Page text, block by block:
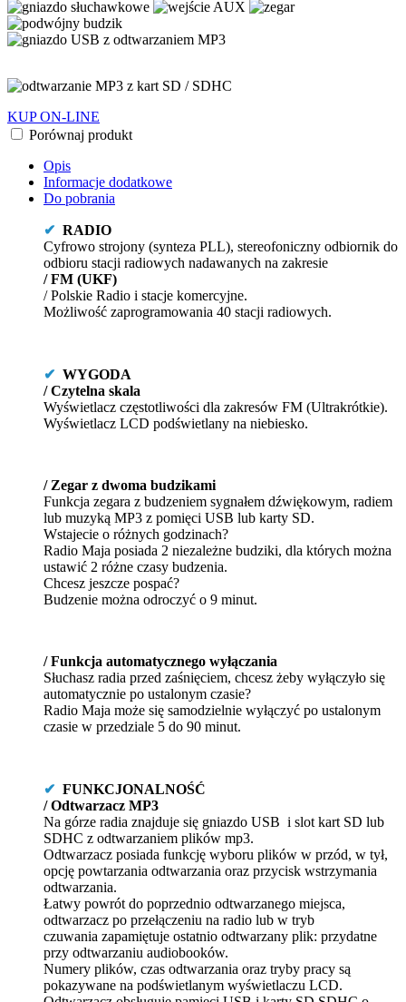
KUP ON-LINE
Opis
Do pobrania
✔ RADIO
odbioru stacji radiowych nadawanych na zakresie
/ FM (UKF)
/ Polskie Radio i stacje komercyjne.
Możliwość zaprogramowania 40 stacji radiowych.
Wyświetlacz częstotliwości dla zakresów FM (Ultrakrótkie).
Wyświetlacz LCD podświetlany na niebiesko.
lub muzyką MP3 z pomięci USB lub karty SD.
Wstajecie o różnych godzinach?
Radio Maja posiada 2 niezależne budziki, dla których można
ustawić 2 różne czasy budzenia.
Chcesz jeszcze pospać?
Budzenie można odroczyć o 9 minut.
automatycznie po ustalonym czasie?
Radio Maja może się samodzielnie wyłączyć po ustalonym
czasie w przedziale 5 do 90 minut.
Na górze radia znajduje się gniazdo USB i slot kart SD lub
SDHC z odtwarzaniem plików mp3.
Odtwarzacz posiada funkcję wyboru plików w przód, w tył,
opcję powtarzania odtwarzania oraz przycisk wstrzymania
odtwarzania.
Łatwy powrót do poprzednio odtwarzanego miejsca,
odtwarzacz po przełączeniu na radio lub w tryb
czuwania zapamiętuje ostatnio odtwarzany plik: przydatne
przy odtwarzaniu audiobooków.
Numery plików, czas odtwarzania oraz tryby pracy są
pokazywane na podświetlanym wyświetlaczu LCD.
Odtwarzacz obsługuje pamięci USB i karty SD SDHC o
pojemności do 32 GB.